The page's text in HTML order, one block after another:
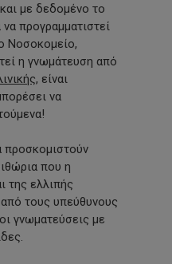
με δεδομένο το
προγραμματιστεί
Νοσοκομείο,
η γνωμάτευση από
, είναι
να
προσκομιστούν
που η
της ελλιπής
τους υπεύθυνους
γνωματεύσεις με